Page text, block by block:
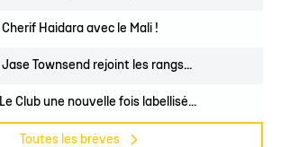
Cherif Haidara avec le Mali !
Jase Townsend rejoint les rangs...
Le Club une nouvelle fois labellisé...
Toutes les brèves